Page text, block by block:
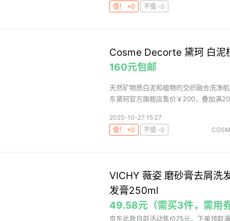
值！ +0
不值 -0
Cosme Decorte 黛珂 白
160元包邮
天然矿物质白泥和植物的交织融合洗净
东黛珂官方旗舰店售价￥200，叠加满
2025-10-27 15:27
值！ +0
不值 -0
VICHY 薇姿 磨砂膏去屑洗
发膏250ml
49.58元（需买3件，需用
京东此款目前活动售价75元，下单领取